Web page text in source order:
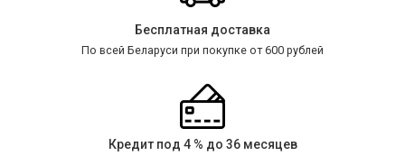
Бесплатная доставка
По всей Беларуси при покупке от 600 рублей
Кредит под 4 % до 36 месяцев